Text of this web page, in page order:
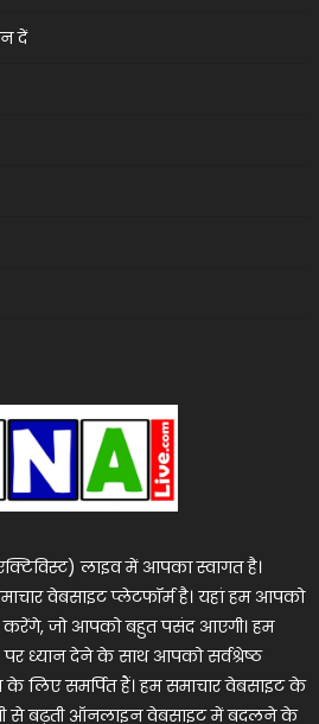
दें
लाइव में आपका स्वागत है।
वेबसाइट प्लेटफॉर्म है। यहां हम आपको
करेंगे, जो आपको बहुत पसंद आएगी। हम
पर ध्यान देने के साथ आपको सर्वश्रेष्ठ
के लिए समर्पित हैं। हम समाचार वेबसाइट के
से बढ़ती ऑनलाइन वेबसाइट में बदलने के